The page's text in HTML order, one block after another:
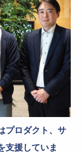
プロダクト、サ
支援していま